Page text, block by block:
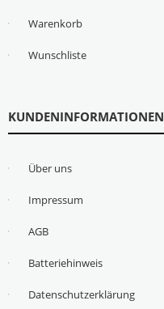
Warenkorb
Wunschliste
KUNDENINFORMATIONEN
Über uns
Impressum
AGB
Batteriehinweis
Datenschutzerklärung